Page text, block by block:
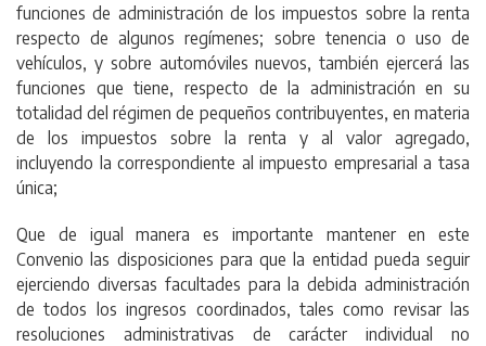
funciones de administración de los impuestos sobre la renta
respecto de algunos regímenes; sobre tenencia o uso de
vehículos, y sobre automóviles nuevos, también ejercerá las
funciones que tiene, respecto de la administración en su
totalidad del régimen de pequeños contribuyentes, en materia
de los impuestos sobre la renta y al valor agregado,
incluyendo la correspondiente al impuesto empresarial a tasa
única;
Que de igual manera es importante mantener en este
Convenio las disposiciones para que la entidad pueda seguir
ejerciendo diversas facultades para la debida administración
de todos los ingresos coordinados, tales como revisar las
resoluciones administrativas de carácter individual no